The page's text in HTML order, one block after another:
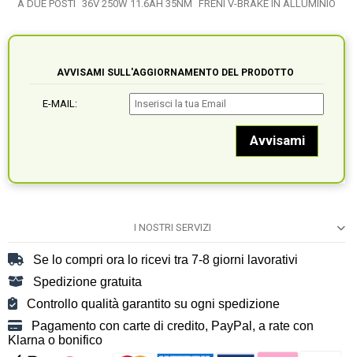
A DUE POSTI 36V 250W 11.6AH 35NM FRENI V-BRAKE IN ALLUMINIO
AVVISAMI SULL'AGGIORNAMENTO DEL PRODOTTO
E-MAIL:
I NOSTRI SERVIZI
Se lo compri ora lo ricevi tra 7-8 giorni lavorativi
Spedizione gratuita
Controllo qualità garantito su ogni spedizione
Pagamento con carte di credito, PayPal, a rate con
Klarna o bonifico